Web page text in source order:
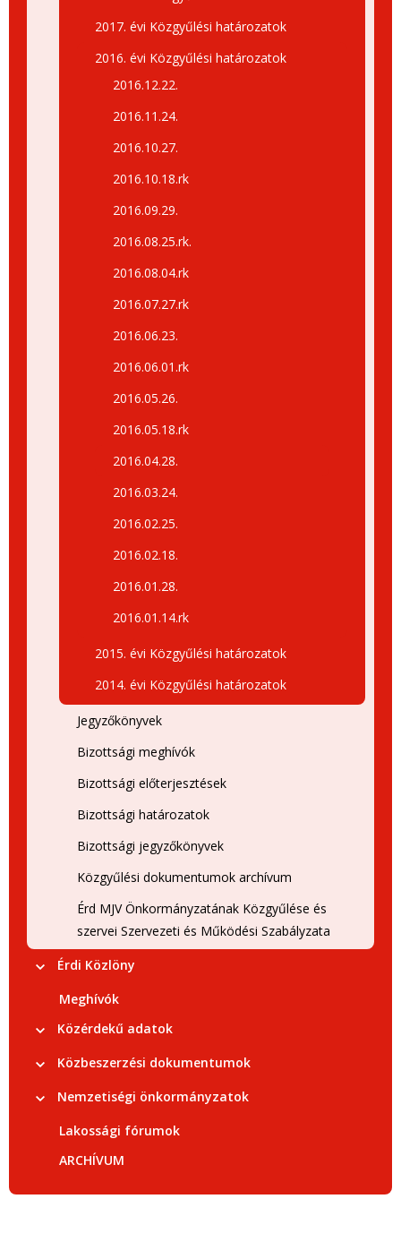
2017. évi Közgyűlési határozatok
2016. évi Közgyűlési határozatok
2016.12.22.
2016.11.24.
2016.10.27.
2016.10.18.rk
2016.09.29.
2016.08.25.rk.
2016.08.04.rk
2016.07.27.rk
2016.06.23.
2016.06.01.rk
2016.05.26.
2016.05.18.rk
2016.04.28.
2016.03.24.
2016.02.25.
2016.02.18.
2016.01.28.
2016.01.14.rk
2015. évi Közgyűlési határozatok
2014. évi Közgyűlési határozatok
Jegyzőkönyvek
Bizottsági meghívók
Bizottsági előterjesztések
Bizottsági határozatok
Bizottsági jegyzőkönyvek
Közgyűlési dokumentumok archívum
Érd MJV Önkormányzatának Közgyűlése és
szervei Szervezeti és Működési Szabályzata
Érdi Közlöny
Meghívók
Közérdekű adatok
Közbeszerzési dokumentumok
Nemzetiségi önkormányzatok
Lakossági fórumok
ARCHÍVUM